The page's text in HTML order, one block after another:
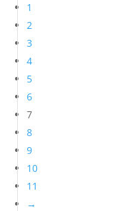
1
2
3
4
5
6
7
8
9
10
11
→